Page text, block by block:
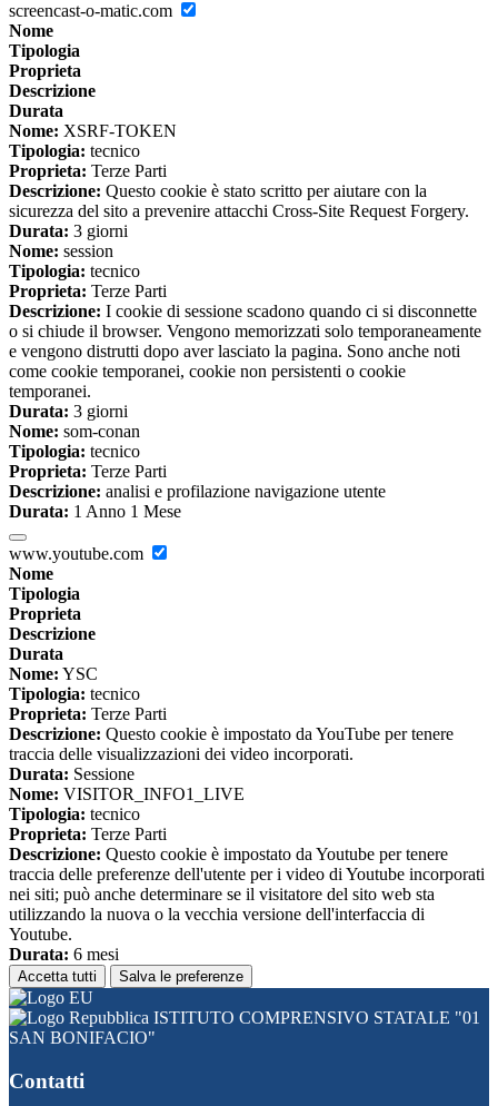
screencast-o-matic.com
Nome
Tipologia
Proprieta
Descrizione
Durata
Nome: XSRF-TOKEN
Tipologia: tecnico
Proprieta: Terze Parti
Descrizione: Questo cookie è stato scritto per aiutare con la
sicurezza del sito a prevenire attacchi Cross-Site Request Forgery.
Durata: 3 giorni
Nome: session
Tipologia: tecnico
Proprieta: Terze Parti
Descrizione: I cookie di sessione scadono quando ci si disconnette
o si chiude il browser. Vengono memorizzati solo temporaneamente
e vengono distrutti dopo aver lasciato la pagina. Sono anche noti
come cookie temporanei, cookie non persistenti o cookie
temporanei.
Durata: 3 giorni
Nome: som-conan
Tipologia: tecnico
Proprieta: Terze Parti
Descrizione: analisi e profilazione navigazione utente
Durata: 1 Anno 1 Mese
www.youtube.com
Nome
Tipologia
Proprieta
Descrizione
Durata
Nome: YSC
Tipologia: tecnico
Proprieta: Terze Parti
Descrizione: Questo cookie è impostato da YouTube per tenere
traccia delle visualizzazioni dei video incorporati.
Durata: Sessione
Nome: VISITOR_INFO1_LIVE
Tipologia: tecnico
Proprieta: Terze Parti
Descrizione: Questo cookie è impostato da Youtube per tenere
traccia delle preferenze dell'utente per i video di Youtube incorporati
nei siti; può anche determinare se il visitatore del sito web sta
utilizzando la nuova o la vecchia versione dell'interfaccia di
Youtube.
Durata: 6 mesi
Accetta tutti Salva le preferenze
ISTITUTO COMPRENSIVO STATALE "01
SAN BONIFACIO"
Contatti